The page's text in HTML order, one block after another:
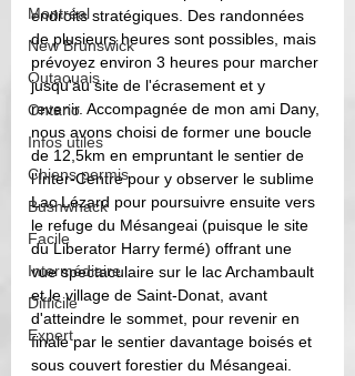
Montréal
New Brunswick
Outaouais
Ontario
Infos utiles
Chiens permis
Bushwhack
Facile
Intermédiaire
Difficile
Expert
endroits stratégiques. Des randonnées
de plusieurs heures sont possibles, mais
prévoyez environ 3 heures pour marcher
jusqu'au site de l'écrasement et y
revenir. Accompagnée de mon ami Dany,
nous avons choisi de former une boucle
de 12,5km en empruntant le sentier de
l'Inter-Centre pour y observer le sublime
Lac Lézard pour poursuivre ensuite vers
le refuge du Mésangeai (puisque le site
du Liberator Harry fermé) offrant une
vue spectaculaire sur le lac Archambault
et le village de Saint-Donat , avant
d'atteindre le sommet, pour revenir en
finale par le sentier davantage boisés et
sous couvert forestier du Mésangeai.